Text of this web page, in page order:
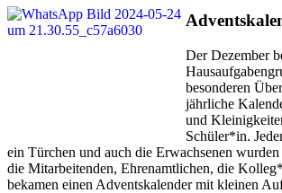
Der Dezember
besonderen
jährliche
und
Schüler*in.
ein Türchen und auch die Erwachsenen
die Mitarbeitenden, Ehrenamtlichen, die
bekamen einen Adventskalender mit kleinen